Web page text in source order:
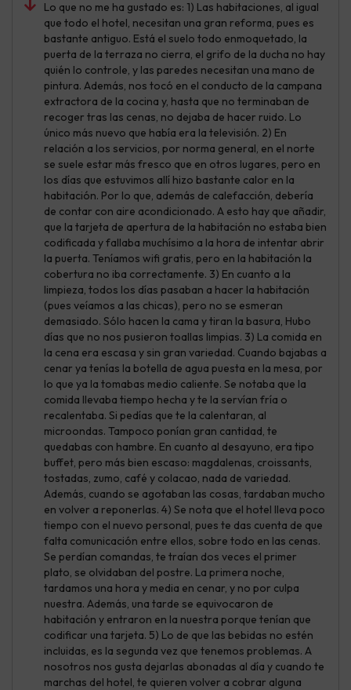
Lo que no me ha gustado es: 1) Las habitaciones, al igual
que todo el hotel, necesitan una gran reforma, pues es
bastante antiguo. Está el suelo todo enmoquetado, la
puerta de la terraza no cierra, el grifo de la ducha no hay
quién lo controle, y las paredes necesitan una mano de
pintura. Además, nos tocó en el conducto de la campana
extractora de la cocina y, hasta que no terminaban de
recoger tras las cenas, no dejaba de hacer ruido. Lo
único más nuevo que había era la televisión. 2) En
relación a los servicios, por norma general, en el norte
se suele estar más fresco que en otros lugares, pero en
los días que estuvimos allí hizo bastante calor en la
habitación. Por lo que, además de calefacción, debería
de contar con aire acondicionado. A esto hay que añadir,
que la tarjeta de apertura de la habitación no estaba bien
codificada y fallaba muchísimo a la hora de intentar abrir
la puerta. Teníamos wifi gratis, pero en la habitación la
cobertura no iba correctamente. 3) En cuanto a la
limpieza, todos los días pasaban a hacer la habitación
(pues veíamos a las chicas), pero no se esmeran
demasiado. Sólo hacen la cama y tiran la basura, Hubo
días que no nos pusieron toallas limpias. 3) La comida en
la cena era escasa y sin gran variedad. Cuando bajabas a
cenar ya tenías la botella de agua puesta en la mesa, por
lo que ya la tomabas medio caliente. Se notaba que la
comida llevaba tiempo hecha y te la servían fría o
recalentaba. Si pedías que te la calentaran, al
microondas. Tampoco ponían gran cantidad, te
quedabas con hambre. En cuanto al desayuno, era tipo
buffet, pero más bien escaso: magdalenas, croissants,
tostadas, zumo, café y colacao, nada de variedad.
Además, cuando se agotaban las cosas, tardaban mucho
en volver a reponerlas. 4) Se nota que el hotel lleva poco
tiempo con el nuevo personal, pues te das cuenta de que
falta comunicación entre ellos, sobre todo en las cenas.
Se perdían comandas, te traían dos veces el primer
plato, se olvidaban del postre. La primera noche,
tardamos una hora y media en cenar, y no por culpa
nuestra. Además, una tarde se equivocaron de
habitación y entraron en la nuestra porque tenían que
codificar una tarjeta. 5) Lo de que las bebidas no estén
incluidas, es la segunda vez que tenemos problemas. A
nosotros nos gusta dejarlas abonadas al día y cuando te
marchas del hotel, te quieren volver a cobrar alguna